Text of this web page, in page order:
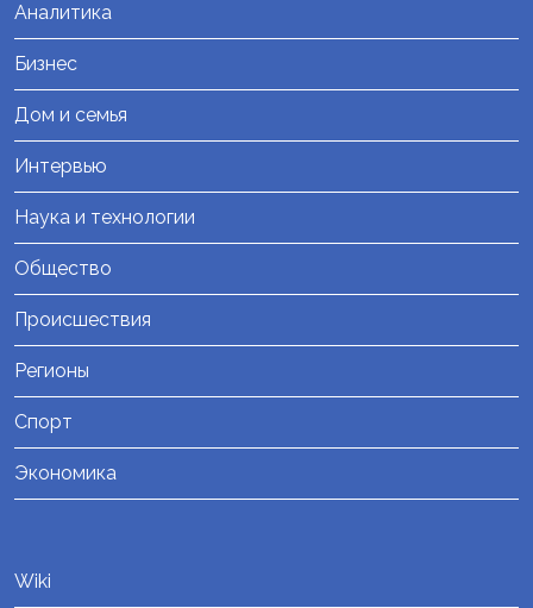
Аналитика
Бизнес
Дом и семья
Интервью
Наука и технологии
Общество
Происшествия
Регионы
Спорт
Экономика
Wiki